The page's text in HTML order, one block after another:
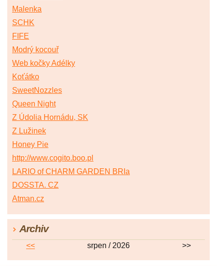
Malenka
SCHK
FIFE
Modrý kocouř
Web kočky Adélky
Koťátko
SweetNozzles
Queen Night
Z Údolia Hornádu, SK
Z Lužinek
Honey Pie
http://www.cogito.boo.pl
LARIO of CHARM GARDEN BRIa
DOSSTA. CZ
Atman.cz
Archiv
<< srpen / 2026 >>